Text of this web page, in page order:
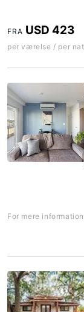
FRA USD 423
per værelse / per nat
For mere